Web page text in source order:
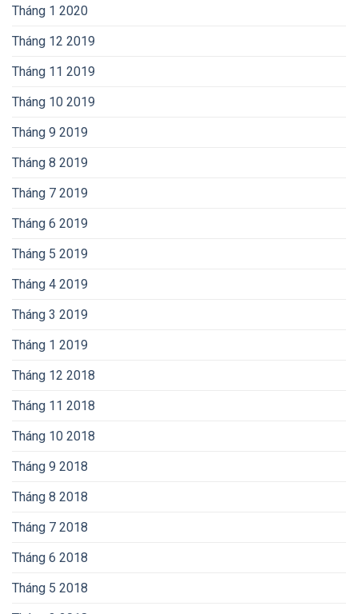
Tháng 1 2020
Tháng 12 2019
Tháng 11 2019
Tháng 10 2019
Tháng 9 2019
Tháng 8 2019
Tháng 7 2019
Tháng 6 2019
Tháng 5 2019
Tháng 4 2019
Tháng 3 2019
Tháng 1 2019
Tháng 12 2018
Tháng 11 2018
Tháng 10 2018
Tháng 9 2018
Tháng 8 2018
Tháng 7 2018
Tháng 6 2018
Tháng 5 2018